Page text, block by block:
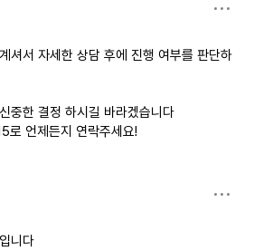
셔서 자세한 상담 후에 진행 여부를 판단하
중한 결정 하시길 바라겠습니다
언제든지 연락주세요!
니다